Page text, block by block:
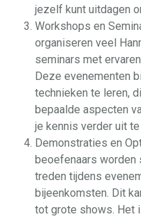
jezelf kunt uitdagen
Workshops en
organiseren veel
seminars met
Deze evenementen
technieken te leren,
bepaalde aspecten
je kennis verder uit
Demonstraties en
beoefenaars worden
treden tijdens
bijeenkomsten. Dit
tot grote shows. Het